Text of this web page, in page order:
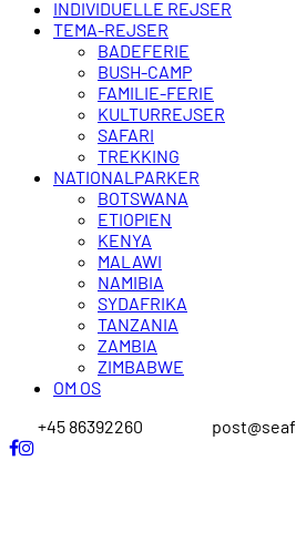
INDIVIDUELLE REJSER
TEMA-REJSER
BADEFERIE
BUSH-CAMP
FAMILIE-FERIE
KULTURREJSER
SAFARI
TREKKING
NATIONALPARKER
BOTSWANA
ETIOPIEN
KENYA
MALAWI
NAMIBIA
SYDAFRIKA
TANZANIA
ZAMBIA
ZIMBABWE
OM OS
+45 86392260